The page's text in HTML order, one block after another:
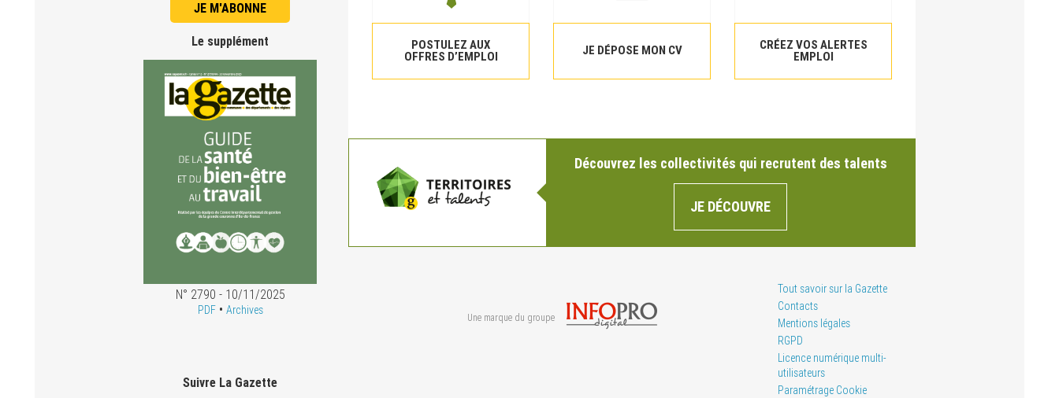
JE M'ABONNE
Le supplément
N° 2790 - 10/11/2025
PDF• Archives
Suivre La Gazette
POSTULEZ AUX
OFFRES D’EMPLOI
JE DÉPOSE MON CV
CRÉEZ VOS ALERTES
EMPLOI
Découvrez les collectivités qui recrutent des talents
JE DÉCOUVRE
Une marque du groupe
Tout savoir sur la Gazette
Contacts
Mentions légales
RGPD
Licence numérique multi-
utilisateurs
Paramétrage Cookie